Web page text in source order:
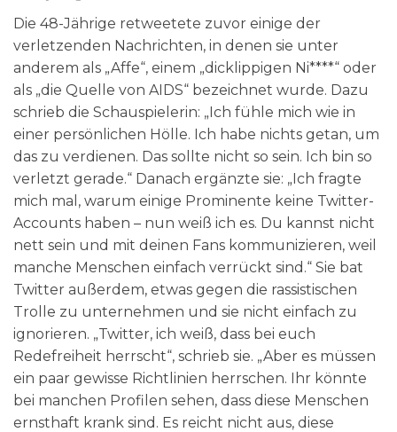
Die 48-Jährige retweetete zuvor einige der
verletzenden Nachrichten, in denen sie unter
anderem als „Affe“, einem „dicklippigen Ni****“ oder
als „die Quelle von AIDS“ bezeichnet wurde. Dazu
schrieb die Schauspielerin: „Ich fühle mich wie in
einer persönlichen Hölle. Ich habe nichts getan, um
das zu verdienen. Das sollte nicht so sein. Ich bin so
verletzt gerade.“ Danach ergänzte sie: „Ich fragte
mich mal, warum einige Prominente keine Twitter-
Accounts haben – nun weiß ich es. Du kannst nicht
nett sein und mit deinen Fans kommunizieren, weil
manche Menschen einfach verrückt sind.“ Sie bat
Twitter außerdem, etwas gegen die rassistischen
Trolle zu unternehmen und sie nicht einfach zu
ignorieren. „Twitter, ich weiß, dass bei euch
Redefreiheit herrscht“, schrieb sie. „Aber es müssen
ein paar gewisse Richtlinien herrschen. Ihr könnte
bei manchen Profilen sehen, dass diese Menschen
ernsthaft krank sind. Es reicht nicht aus, diese